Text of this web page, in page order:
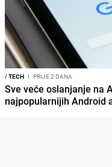
/TECH I PRIJE 2 DANA
Sve veće oslanjanje na
najpopularnijih Android